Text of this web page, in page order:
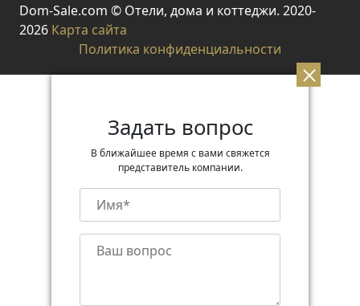
Dom-Sale.com © Отели, дома и коттеджи. 2020-
2026 Карта сайта
Политика конфиденциальности
Задать вопрос
В ближайшее время с вами свяжется
представитель компании.